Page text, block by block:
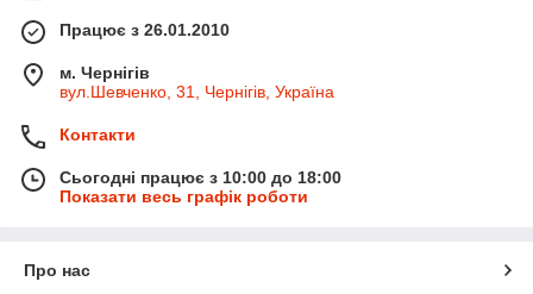
Працює з 26.01.2010
м. Чернігів
вул.Шевченко, 31, Чернігів, Україна
Контакти
Сьогодні працює з 10:00 до 18:00
Показати весь графік роботи
Про нас